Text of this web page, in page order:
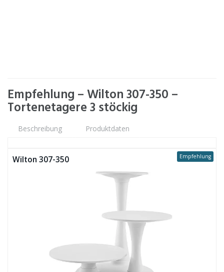
Empfehlung – Wilton 307-350 –
Tortenetagere 3 stöckig
Beschreibung Produktdaten
Empfehlung
Wilton 307-350